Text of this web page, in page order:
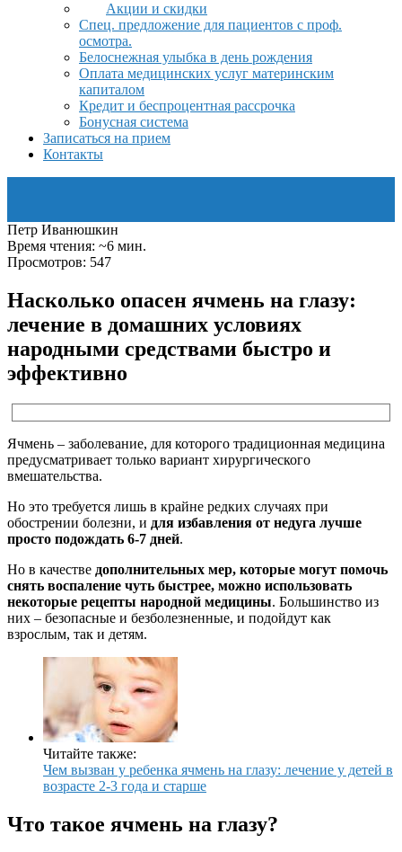
Акции и скидки
Спец. предложение для пациентов с проф.
осмотра.
Белоснежная улыбка в день рождения
Оплата медицинских услуг материнским
капиталом
Кредит и беспроцентная рассрочка
Бонусная система
Записаться на прием
Контакты
Петр Иванюшкин
Время чтения: ~6 мин.
Просмотров: 547
Насколько опасен ячмень на глазу:
лечение в домашних условиях
народными средствами быстро и
эффективно
Ячмень – заболевание, для которого традиционная медицина
предусматривает только вариант хирургического
вмешательства.
Но это требуется лишь в крайне редких случаях при
обострении болезни, и для избавления от недуга лучше
просто подождать 6-7 дней.
Но в качестве дополнительных мер, которые могут помочь
снять воспаление чуть быстрее, можно использовать
некоторые рецепты народной медицины. Большинство из
них – безопасные и безболезненные, и подойдут как
взрослым, так и детям.
Читайте также:
Чем вызван у ребенка ячмень на глазу: лечение у детей в
возрасте 2-3 года и старше
Что такое ячмень на глазу?